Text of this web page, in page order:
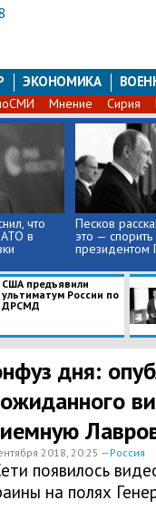
ЭКОНОМИКА
Мнение Сирия
что
в
Песков
это — спорить
президентом
США предъявили
ультиматум России по
ДРСМД
дня:
2018, 20:25 —Россия
появилось
на полях